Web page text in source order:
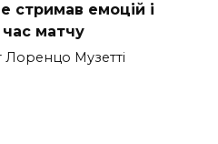
стримав емоцій і
матчу
Лоренцо Музетті